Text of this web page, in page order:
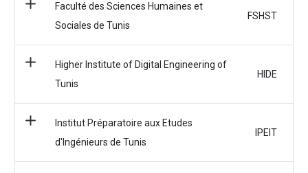
Faculté des Sciences Humaines et
Sociales de Tunis
FSHST
Higher Institute of Digital Engineering of
Tunis
HIDE
Institut Préparatoire aux Etudes
d'Ingénieurs de Tunis
IPEIT